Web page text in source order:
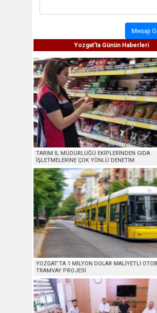
Mesajı
Yozgat'ta Günün Haberleri
TARIM İL MÜDÜRLÜĞÜ EKİPLERİNDEN GIDA
İŞLETMELERİNE ÇOK YÖNLÜ DENETİM
YOZGAT’TA 1 MİLYON DOLAR MALİYETLİ
TRAMVAY PROJESİ